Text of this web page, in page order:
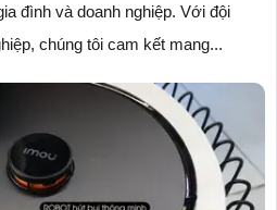
đình và doanh nghiệp. Với đội
chúng tôi cam kết mang...